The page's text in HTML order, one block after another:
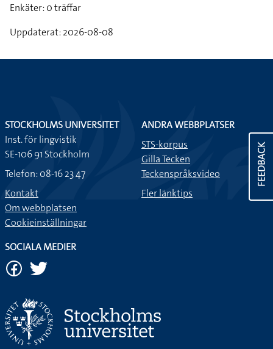
Enkäter: 0 träffar
Uppdaterat: 2026-08-08
FEEDBACK
STOCKHOLMS UNIVERSITET
Inst. för lingvistik
SE-106 91 Stockholm
Telefon: 08-16 23 47
Kontakt
Om webbplatsen
Cookieinställningar
ANDRA WEBBPLATSER
STS-korpus
Gilla Tecken
Teckenspråksvideo
Fler länktips
SOCIALA MEDIER